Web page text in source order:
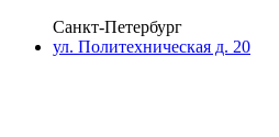
Санкт-Петербург
ул. Политехническая д. 20